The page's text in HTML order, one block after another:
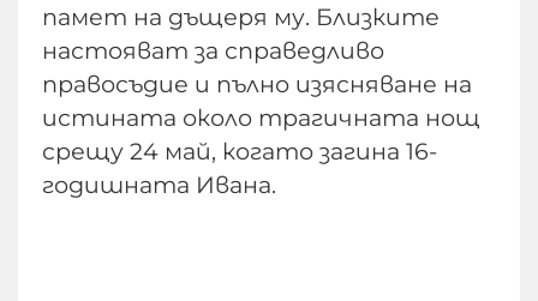
памет на дъщеря му. Близките
настояват за справедливо
правосъдие и пълно изясняване на
истината около трагичната нощ
срещу 24 май, когато загина 16-
годишната Ивана.